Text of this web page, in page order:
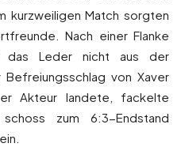
kurzweiligen Match sorgten
Nach einer Flanke
das Leder nicht aus der
von Xaver
Akteur landete, fackelte
zum 6:3-Endstand